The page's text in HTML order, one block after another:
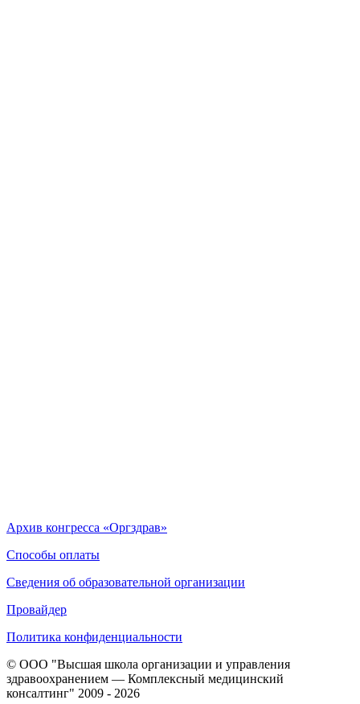
Архив конгресса «Оргздрав»
Способы оплаты
Сведения об образовательной организации
Провайдер
Политика конфиденциальности
© ООО "Высшая школа организации и управления
здравоохранением — Комплексный медицинский
консалтинг" 2009 - 2026